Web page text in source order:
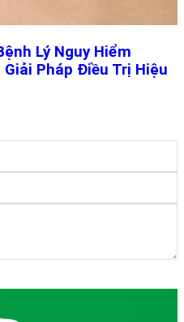
Lý Nguy Hiểm
Giải Pháp Điều Trị Hiệu